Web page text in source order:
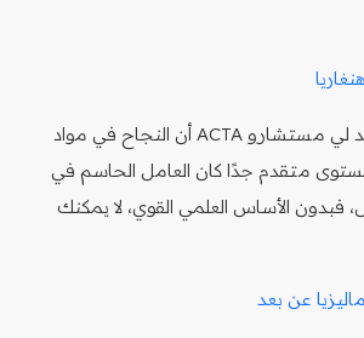
اقتباس من طالب: “أكد لي مستشارو ACTA أن النجاح في مواد
بمستوى متقدم جدًا كان العامل الحاسم في
فبدون الأساس العلمي القوي، لا يمكنك
عن بعد